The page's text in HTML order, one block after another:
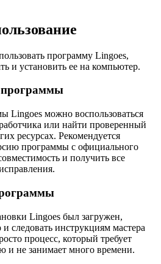
программу Lingoes,
и установить ее на компьютер.
Lingoes можно воспользоваться
или найти проверенный
ресурсах. Рекомендуется
программы с официального
и получить все
Lingoes был загружен,
и следовать инструкциям мастера
процесс, который требует
и не занимает много времени.